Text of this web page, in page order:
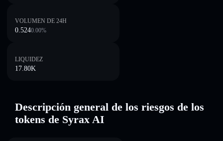
VOLUMEN DE 24H
0.5240.00%
LIQUIDEZ
17.80K
Descripción general de los riesgos de los
tokens de Syrax AI